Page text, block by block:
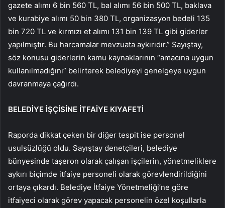
gazete alımı 6 bin 560 TL, bal alımı 56 bin 500 TL, baklava
ve kurabiye alımı 50 bin 380 TL, organizasyon bedeli 135
bin 720 TL ve kırmızı et alımı 131 bin 139 TL gibi giderler
yapılmıştır. Bu harcamalar mevzuata aykırıdır.” Sayıştay,
söz konusu giderlerin kamu kaynaklarının “amacına uygun
kullanılmadığını” belirterek belediyeyi genelgeye uygun
davranmaya çağırdı.
BELEDİYE İŞÇİSİNE İTFAİYE KIYAFETİ
Raporda dikkat çeken bir diğer tespit ise personel
usulsüzlüğü oldu. Sayıştay denetçileri, belediye
bünyesinde taşeron olarak çalışan işçilerin, yönetmeliklere
aykırı biçimde itfaiye personeli olarak görevlendirildiğini
ortaya çıkardı. Belediye İtfaiye Yönetmeliği’ne göre
itfaiyeci olarak görev yapacak personelin özel koşullarla